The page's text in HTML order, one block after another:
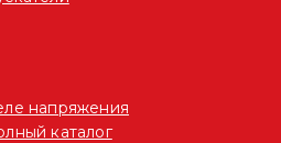
напряжения
каталог